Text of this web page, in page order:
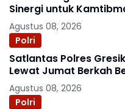
Sinergi untuk
Agustus 08, 2026
Polri
Satlantas Polres
Lewat Jumat Berkah
Agustus 08, 2026
Polri